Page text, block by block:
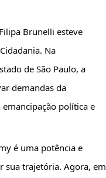
Brunelli esteve
Na
de São Paulo, a
demandas da
política e
é uma potência e
sua trajetória. Agora, em